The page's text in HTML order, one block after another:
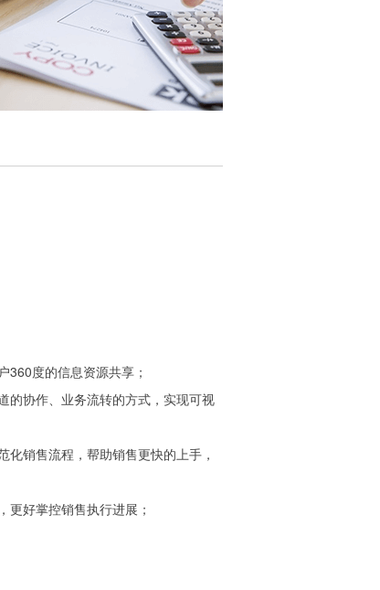
360度的信息资源共享；
的协作、业务流转的方式，实现可视
销售流程，帮助销售更快的上手，
更好掌控销售执行进展；